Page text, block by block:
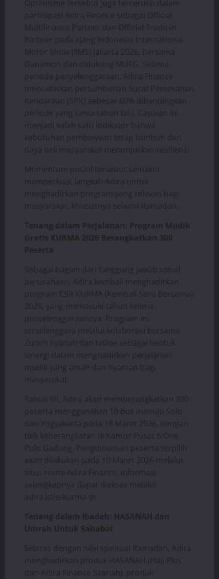
Optimisme tersebut juga tercermin dalam
partisipasi Adira Finance sebagai Official
Multifinance Partner dan Official Trade-in
Partner pada ajang Indonesia International
Motor Show (IIMS) Jakarta 2026, bersama
Danamon dan didukung MUFG. Selama
periode penyelenggaraan, Adira Finance
mencatatkan pertumbuhan Surat Pemesanan
Kendaraan (SPK) sebesar 60% dibandingkan
periode yang sama tahun lalu. Capaian ini
menjadi salah satu indikator bahwa
kebutuhan pembiayaan tetap tumbuh dan
daya beli masyarakat menunjukkan resiliensi.
Momentum positif tersebut semakin
memperkuat langkah Adira untuk
menghadirkan program yang relevan bagi
masyarakat, khususnya selama Ramadan.
Tenang dalam Perjalanan: Program Mudik
Gratis KURMA 2026 Berangkatkan 300
Peserta
Sebagai bagian dari tanggung jawab sosial
perusahaan, Adira kembali menghadirkan
program CSR KURMA (Kembali Seru Bersama)
2026, yang memasuki tahun kelima
penyelenggaraannya. Program ini
terselenggara melalui kolaborasi bersama
Zurich Syariah dan tvOne sebagai bentuk
sinergi dalam menghadirkan perjalanan
mudik yang aman dan nyaman bagi
masyarakat.
Tahun ini, Adira akan memberangkatkan 300
peserta menggunakan 10 bus menuju Solo
dan Yogyakarta pada 18 Maret 2026, dengan
titik keberangkatan di Kantor Pusat tvOne,
Pulo Gadung. Pengumuman peserta terpilih
akan dilakukan pada 10 Maret 2026 melalui
situs resmi Adira Finance. Informasi
selengkapnya dapat diakses melalui
adira.id/e/kurma-pr.
Tenang dalam Ibadah: HASANAH dan
Umrah Untuk Sahabat
Selaras dengan nilai spiritual Ramadan, Adira
menghadirkan produk HASANAH (Haji Plus
dari Adira Finance Syariah), produk